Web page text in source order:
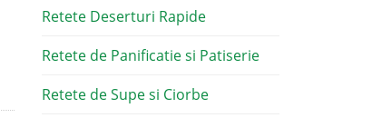
Retete Deserturi Rapide
Retete de Panificatie si Patiserie
Retete de Supe si Ciorbe